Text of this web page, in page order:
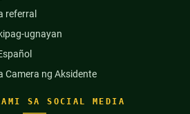
referral
ugnayan
Camera ng Aksidente
SA SOCIAL MEDIA